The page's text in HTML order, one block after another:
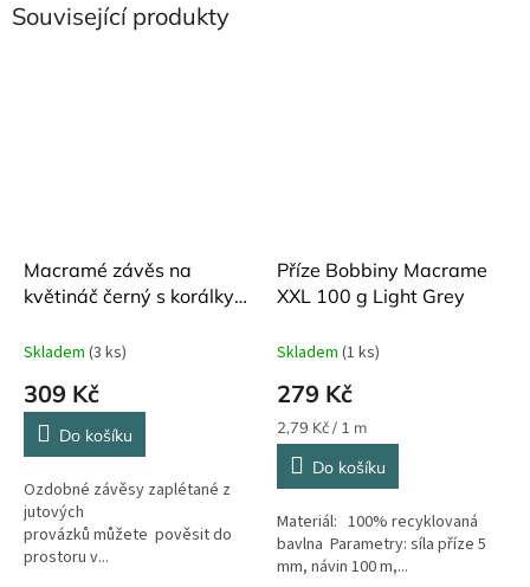
Související produkty
Macramé závěs na
květináč černý s korálky
Skladem (3 ks)
309 Kč
Do košíku
Ozdobné závěsy zaplétané z
jutových
provázků můžete pověsit do
prostoru v...
Příze Bobbiny Macrame
XXL 100 g Light Grey
Skladem (1 ks)
279 Kč
Měrná
cena:
2,79 Kč / 1 m
Do košíku
Materiál: 100% recyklovaná
bavlna Parametry: síla příze 5
mm, návin 100 m,...